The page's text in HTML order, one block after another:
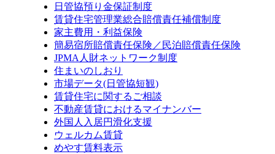
日管協預り金保証制度
賃貸住宅管理業総合賠償責任補償制度
家主費用・利益保険
簡易宿所賠償責任保険／民泊賠償責任保険
JPMA人財ネットワーク制度
住まいのしおり
市場データ(日管協短観)
賃貸住宅に関するご相談
不動産賃貸におけるマイナンバー
外国人入居円滑化支援
ウェルカム賃貸
めやす賃料表示